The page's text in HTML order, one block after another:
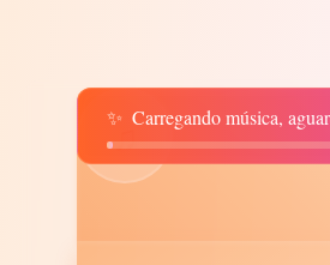
♫
✨ Carregando música,